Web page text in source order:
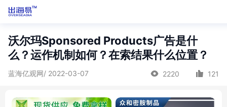
沃尔玛Sponsored Products广告是什
么？运作机制如何？在索结果什么位置？
蓝海亿观网/ 2022-03-07 2220 121